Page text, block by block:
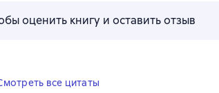
оценить книгу и оставить отзыв
все цитаты